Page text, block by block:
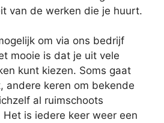
van de werken die je huurt.
om via ons bedrijf
mooie is dat je uit vele
kunt kiezen. Soms gaat
andere keren om bekende
al ruimschoots
is iedere keer weer een